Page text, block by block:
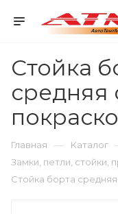
Стойка
средняя
Главная — Каталог
Замки, петли, стойки,
Стойка борта